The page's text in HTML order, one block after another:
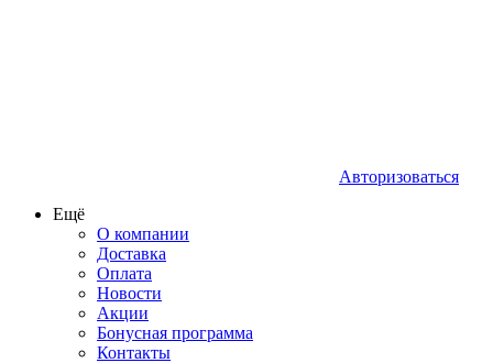
Авторизоваться
Ещё
О компании
Доставка
Оплата
Новости
Акции
Бонусная программа
Контакты